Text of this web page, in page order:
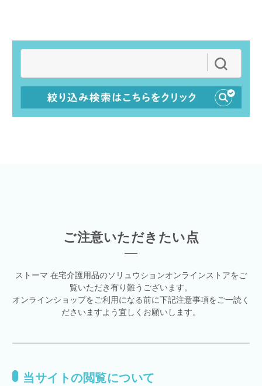
ご注意いただきたい点
ストーマ 在宅介護用品のソリュウションオンラインストアをご
覧いただき有り難うございます。
オンラインショップをご利用になる前に下記注意事項をご一読く
ださいますよう宜しくお願いします。
当サイトの閲覧について